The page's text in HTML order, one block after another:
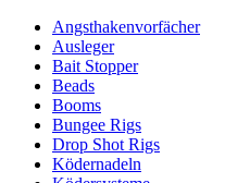
Angsthakenvorfächer
Ausleger
Bait Stopper
Beads
Booms
Bungee Rigs
Drop Shot Rigs
Ködernadeln